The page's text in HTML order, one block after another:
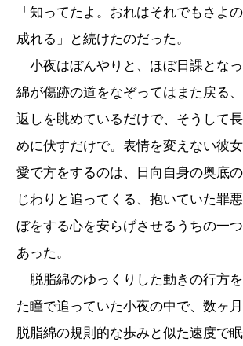
「知ってたよ。おれはそれでもさよ
成れる」と続けたのだった。
小夜はぼんやりと、ほぼ日課とな
綿が傷跡の道をなぞってはまた戻る
返しを眺めているだけで、そうして
めに伏すだけで。表情を変えない彼
愛で方をするのは、日向自身の奥底
じわりと追ってくる、抱いていた罪
ぼをする心を安らげさせるうちの一
あった。
脱脂綿のゆっくりした動きの行方
た瞳で追っていた小夜の中で、数ヶ月
脱脂綿の規則的な歩みと似た速度で